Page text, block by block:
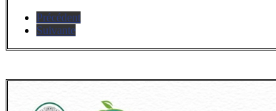
Précédent
Suivante